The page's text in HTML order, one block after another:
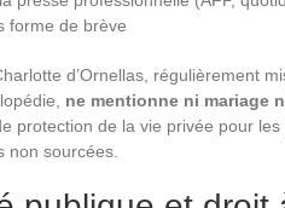
forme de brève
d’Ornellas, régulièrement
ne mentionne ni mariage
protection de la vie privée pour
non sourcées.